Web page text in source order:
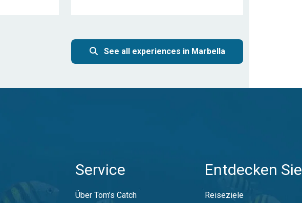
See all experiences in Marbella
Service
Über Tom’s Catch
Entdecken Sie
Reiseziele